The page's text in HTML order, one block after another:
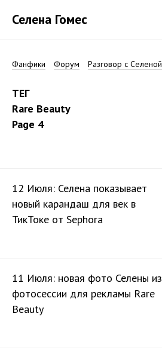
Селена Гомес
Фанфики Форум Разговор с Селеной
ТЕГ
Rare Beauty
Page 4
12 Июля: Селена показывает
новый карандаш для век в
ТикТоке от Sephora
11 Июля: новая фото Селены из
фотосессии для рекламы Rare
Beauty